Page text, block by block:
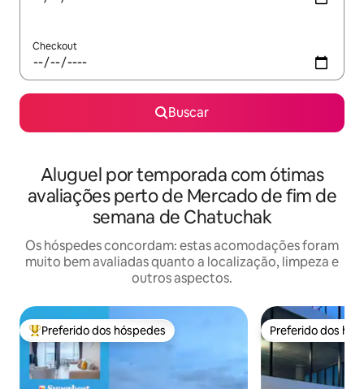
Checkout
Buscar
Aluguel por temporada com ótimas
avaliações perto de Mercado de fim de
semana de Chatuchak
Os hóspedes concordam: estas acomodações foram
muito bem avaliadas quanto a localização, limpeza e
outros aspectos.
Entre os melhores preferidos dos hóspedes
Preferido dos hóspedes Preferido dos
Preferido dos